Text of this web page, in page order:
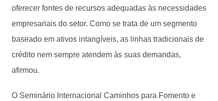
oferecer fontes de recursos adequadas às necessidades
empresariais do setor. Como se trata de um segmento
baseado em ativos intangíveis, as linhas tradicionais de
crédito nem sempre atendem às suas demandas,
afirmou.
O Seminário Internacional Caminhos para Fomento e